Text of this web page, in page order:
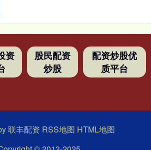
资
股民配资
炒股
配资炒股优
质平台
联丰配资 RSS地图 HTML地图